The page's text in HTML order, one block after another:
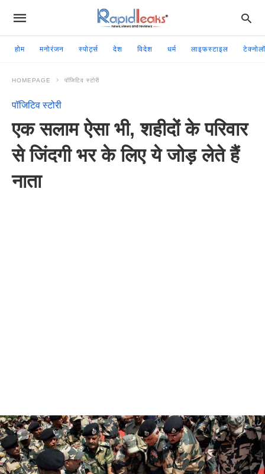
होम मनोरंजन स्पोर्ट्स देश विदेश धर्म लाइफस्टाइल
HOMEPAGE पॉजिटिव स्टोरी
पॉजिटिव स्टोरी
एक सलाम ऐसा भी, शहीदों के परिवार
से जिंदगी भर के लिए ये जोड़ लेते हैं
नाता